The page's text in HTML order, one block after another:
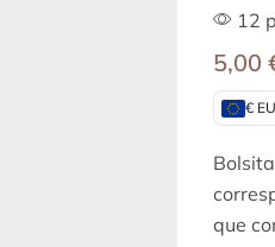
12
5,00
€
que